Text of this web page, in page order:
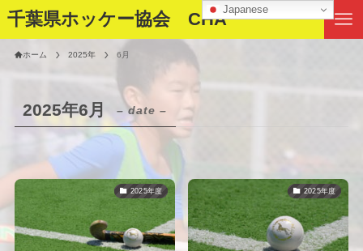
千葉県ホッケー協会 CHA
ホーム 2025年 6月
2025年6月 – date –
2025年度 2025年度
Japanese